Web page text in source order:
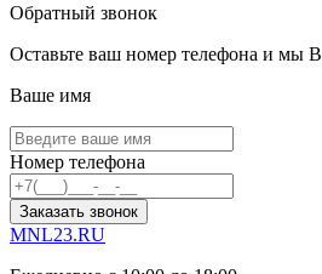
Обратный звонок
Оставьте ваш номер телефона и мы
Ваше имя
Номер телефона
Заказать звонок
MNL23.RU